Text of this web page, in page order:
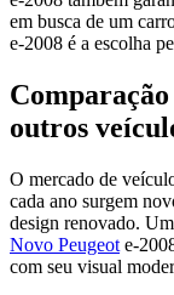
em busca de um
e-2008 é a escolha
outros
O mercado de
cada ano surgem
design renovado.
Novo Peugeot e-
com seu visual